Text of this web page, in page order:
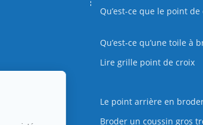
Qu’est-ce que le point de
Qu’est‑ce qu’une toile à
Lire grille point de croix
Le point arrière en
Broder un coussin gros